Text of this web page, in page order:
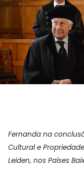
Fernanda na
Cultural e
Leiden, nos Países